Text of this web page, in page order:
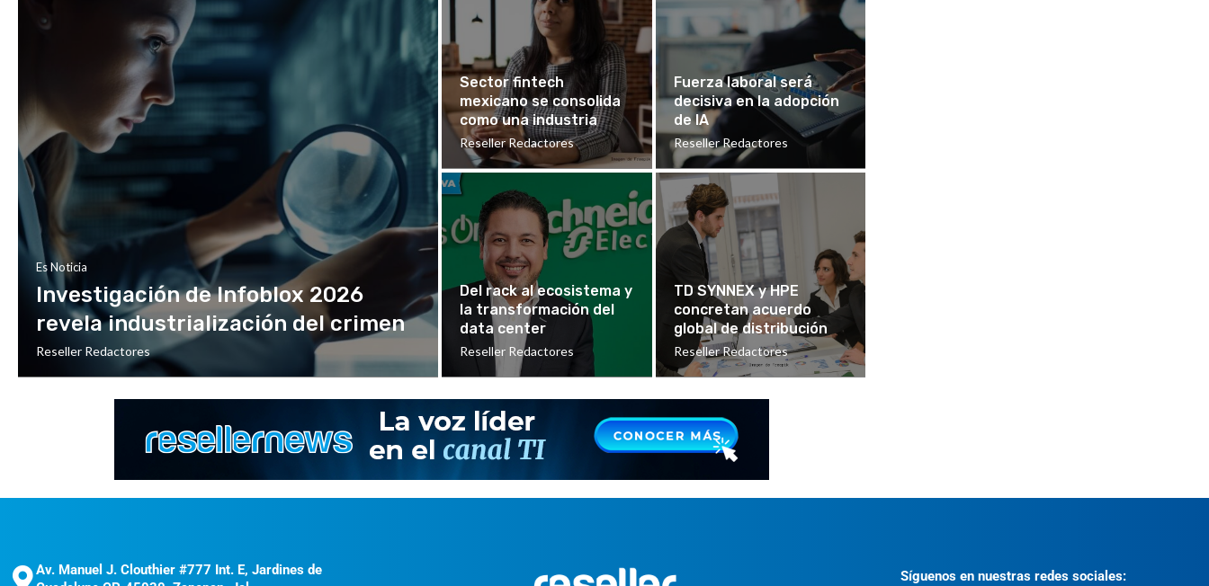
Es Noticia
Investigación de Infoblox 2026
revela industrialización del crimen
Reseller Redactores
Sector fintech
mexicano se consolida
como una industria
Reseller Redactores
Fuerza laboral será
decisiva en la adopción
de IA
Reseller Redactores
Del rack al ecosistema y
la transformación del
data center
Reseller Redactores
TD SYNNEX y HPE
concretan acuerdo
global de distribución
Reseller Redactores
Av. Manuel J. Clouthier #777 Int. E, Jardines de
Síguenos en nuestras redes sociales: